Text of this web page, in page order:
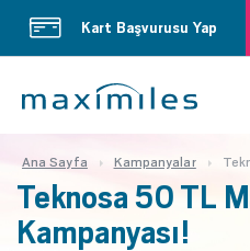
Kart Başvurusu Yap
Ana Sayfa Kampanyalar
Teknosa 50 TL
Kampanyası!